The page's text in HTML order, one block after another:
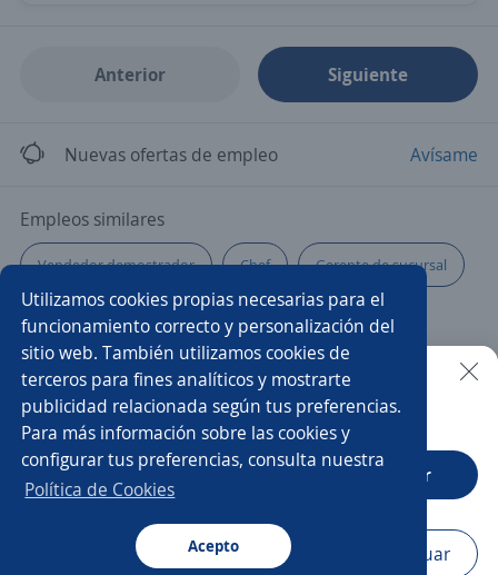
Utilizamos cookies propias necesarias para el
funcionamiento correcto y personalización del
sitio web. También utilizamos cookies de
terceros para fines analíticos y mostrarte
publicidad relacionada según tus preferencias.
Para más información sobre las cookies y
configurar tus preferencias, consulta nuestra
Política de Cookies
Acepto
Anterior Siguiente
Nuevas ofertas de empleo Avísame
Empleos similares
Vendedor demostrador Chef Gerente de sucursal
Mystery shopper Asesor/a de ventas
Vendedor telefonía Auditor/a Vendedora local
Vendedor/a puerta a puerta Comercial
Agente de ventas
Agente inmobiliario
Buscar es más fácil en la app
CT App Abrir
Navegador Continuar